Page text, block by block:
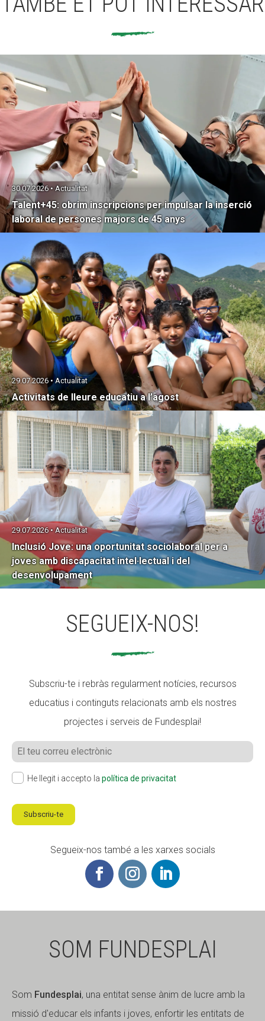
Talent+45: obrim inscripcions per impulsar la inserció
laboral de persones majors de 45 anys
30.07.2026 • Actualitat
Activitats de lleure educatiu a l’agost
29.07.2026 • Actualitat
Inclusió Jove: una oportunitat sociolaboral per a
joves amb discapacitat intel·lectual i del
desenvolupament
29.07.2026 • Actualitat
SEGUEIX-NOS!
Subscriu-te i rebràs regularment notícies, recursos
educatius i continguts relacionats amb els nostres
projectes i serveis de Fundesplai!
He llegit i accepto la política de privacitat
Subscriu-te
Segueix-nos també a les xarxes socials
SOM FUNDESPLAI
Som Fundesplai, una entitat sense ànim de lucre amb la
missió d'educar els infants i joves, enfortir les entitats de